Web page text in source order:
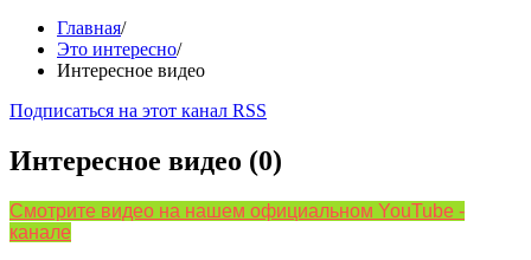
Главная/
Это интересно/
Интересное видео
Подписаться на этот канал RSS
Интересное видео (0)
Смотрите видео на нашем официальном YouTube -
канале